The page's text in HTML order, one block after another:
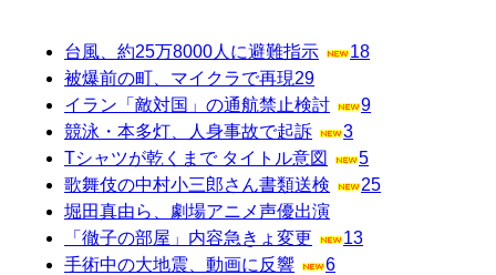
台風、約25万8000人に避難指示
18
被爆前の町、マイクラで再現29
イラン「敵対国」の通航禁止検討
9
競泳・本多灯、人身事故で起訴
3
Tシャツが乾くまで タイトル意図
5
歌舞伎の中村小三郎さん書類送検
25
堀田真由ら、劇場アニメ声優出演
「徹子の部屋」内容急きょ変更
13
手術中の大地震、動画に反響
6